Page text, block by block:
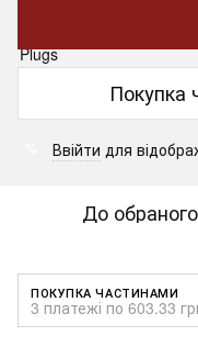
Покупка
Ввійти для
До обраного
ПОКУПКА ЧАСТИНАМИ
3 платежі по 603.33